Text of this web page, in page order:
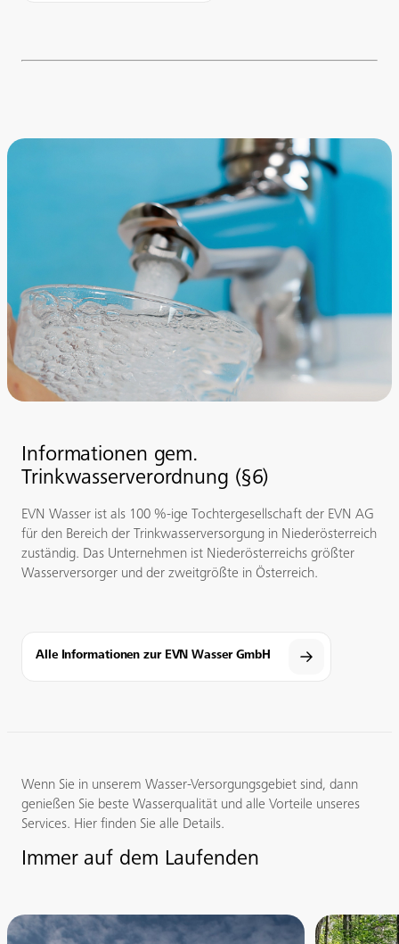
Informationen gem.
Trinkwasserverordnung (§6)
EVN Wasser ist als 100 %-ige Tochtergesellschaft der EVN AG
für den Bereich der Trinkwasserversorgung in Niederösterreich
zuständig. Das Unternehmen ist Niederösterreichs größter
Wasserversorger und der zweitgrößte in Österreich.
Alle Informationen zur EVN Wasser GmbH
Wenn Sie in unserem Wasser-Versorgungsgebiet sind, dann
genießen Sie beste Wasserqualität und alle Vorteile unseres
Services. Hier finden Sie alle Details.
Immer auf dem Laufenden